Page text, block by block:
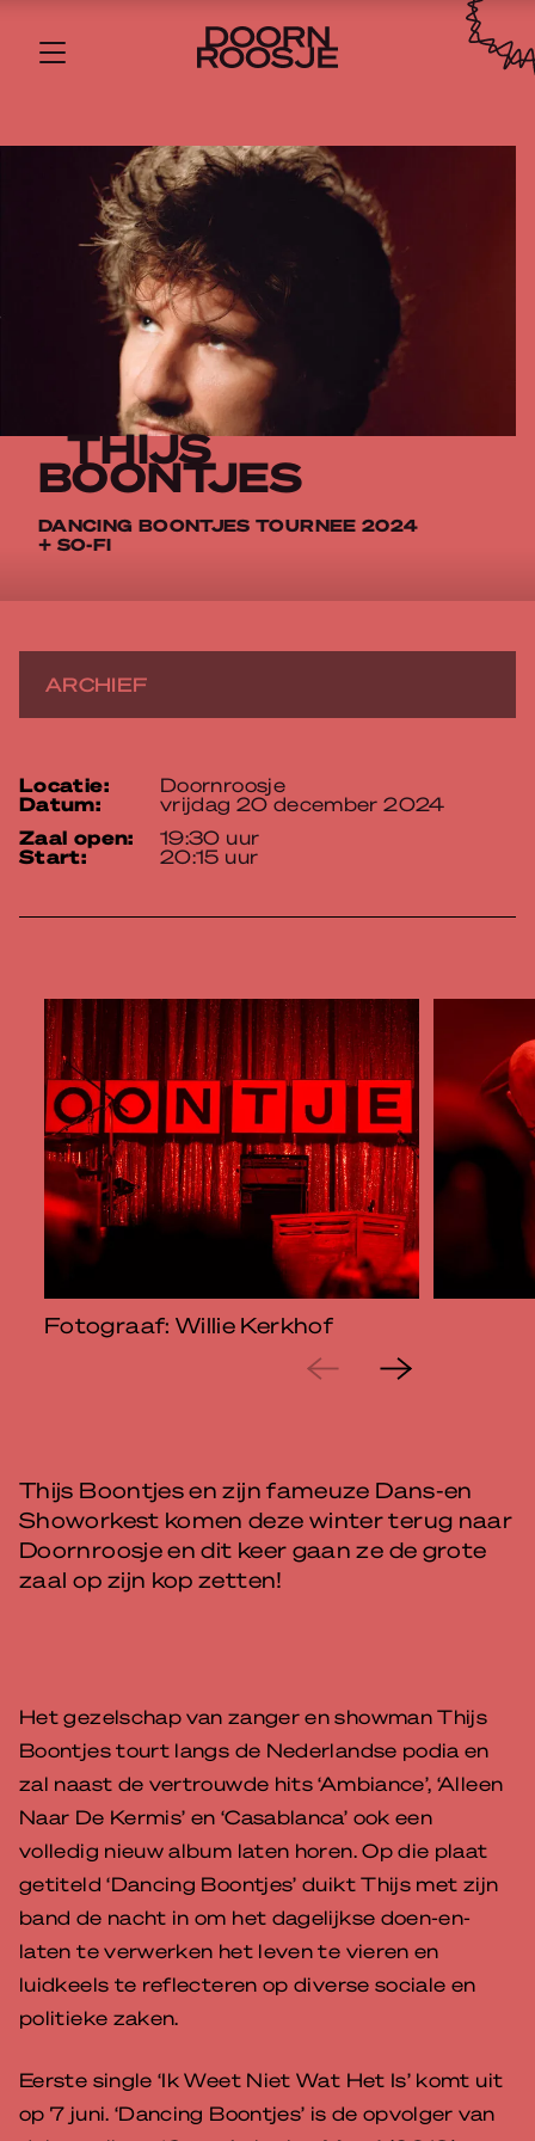
THIJS
BOONTJES
DANCING BOONTJES TOURNEE 2024
+ SO-FI
ARCHIEF
locatie: Doornroosje
datum:
vrijdag 20 december 2024
zaal open:
19:30 uur
start: 20:15 uur
Fotograaf: Willie Kerkhof
Thijs Boontjes en zijn fameuze Dans-en
Showorkest komen deze winter terug naar
Doornroosje en dit keer gaan ze de grote
zaal op zijn kop zetten!
Het gezelschap van zanger en showman Thijs
Boontjes tourt langs de Nederlandse podia en
zal naast de vertrouwde hits ‘Ambiance’, ‘Alleen
Naar De Kermis’ en ‘Casablanca’ ook een
volledig nieuw album laten horen. Op die plaat
getiteld ‘Dancing Boontjes’ duikt Thijs met zijn
band de nacht in om het dagelijkse doen-en-
laten te verwerken het leven te vieren en
luidkeels te reflecteren op diverse sociale en
politieke zaken.
Eerste single ‘Ik Weet Niet Wat Het Is’ komt uit
op 7 juni. ‘Dancing Boontjes’ is de opvolger van